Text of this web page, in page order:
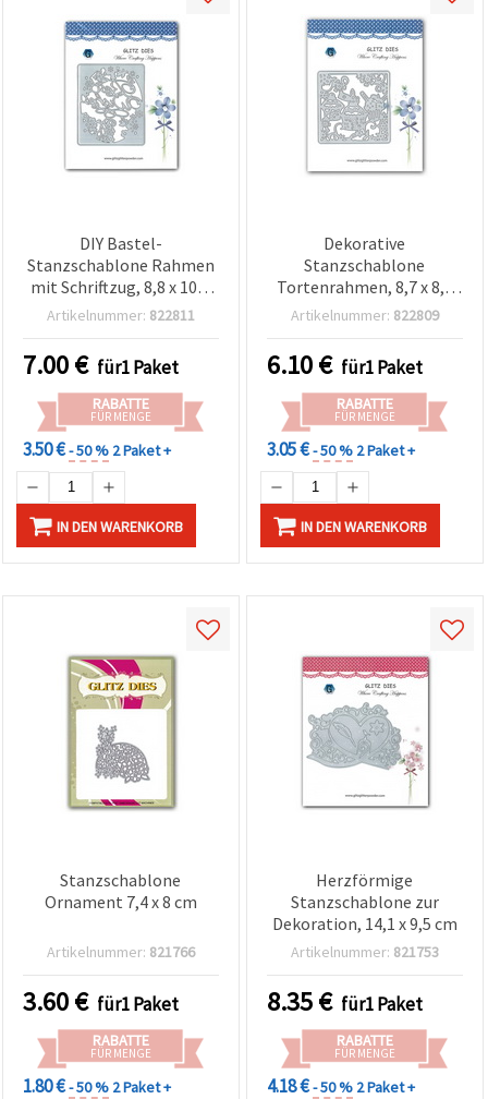
DIY Bastel-
Stanzschablone Rahmen
mit Schriftzug, 8,8 x 10,6
cm – für Scrapbooking &
Artikelnummer: 822811
7.00€ für1 Paket
RABATTE
FÜR MENGE
3.50 €- 50 % 2 Paket +
IN DEN WARENKORB
Dekorative
Stanzschablone
Tortenrahmen, 8,7 x 8,7
cm für Scrapbooking &
Artikelnummer: 822809
6.10€ für1 Paket
RABATTE
FÜR MENGE
3.05 €- 50 % 2 Paket +
IN DEN WARENKORB
Stanzschablone
Ornament 7,4 x 8 cm
Artikelnummer: 821766
3.60€ für1 Paket
RABATTE
FÜR MENGE
1.80 €- 50 % 2 Paket +
Herzförmige
Stanzschablone zur
Dekoration, 14,1 x 9,5 cm
Artikelnummer: 821753
8.35€ für1 Paket
RABATTE
FÜR MENGE
4.18 €- 50 % 2 Paket +